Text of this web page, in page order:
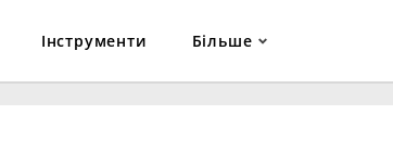
Інструменти Більше